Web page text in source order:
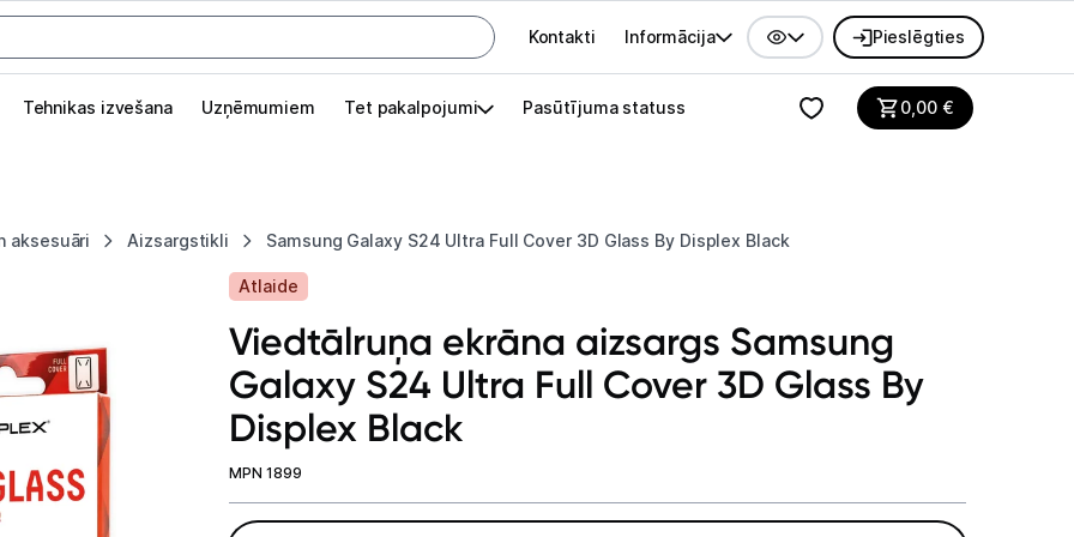
Galvenes izvēlne
Kontakti Informācija Pieslēgties
Tehnikas izvešana Uzņēmumiem Tet pakalpojumi Pasūtījuma statuss 0,00€
aksesuāri Aizsargstikli Samsung Galaxy S24 Ultra Full Cover 3D Glass By Displex Black
Pieslēgties
Izvēlies kāroto ierīci izdevīgāk!
TV un audio
Datortehnika
Atlaide
Viedtālruņa ekrāna aizsargs Samsung
Galaxy S24 Ultra Full Cover 3D Glass By
Displex Black
MPN 1899